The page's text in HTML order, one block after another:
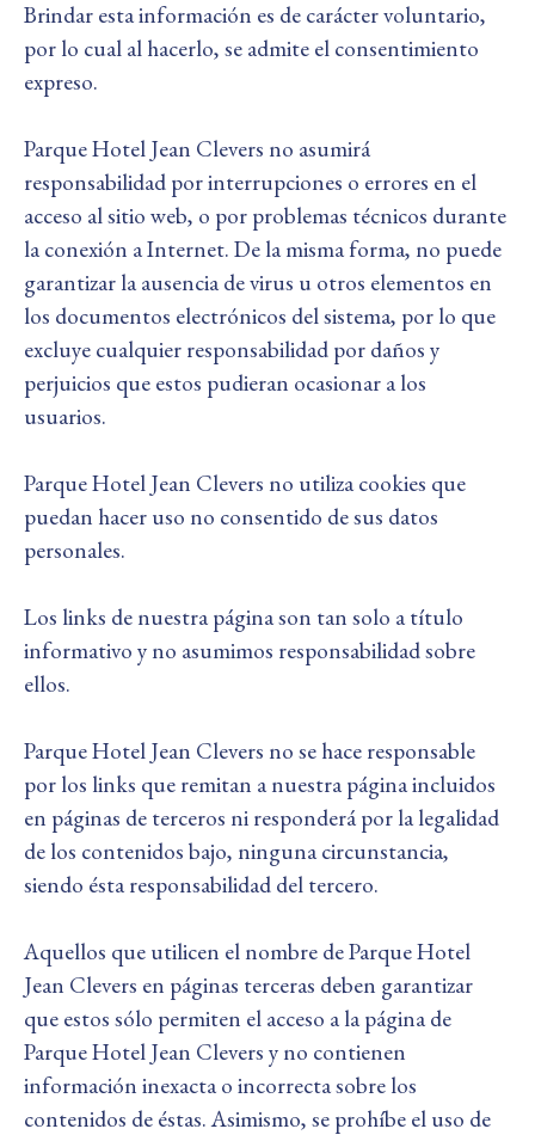
Brindar esta información es de carácter voluntario,
por lo cual al hacerlo, se admite el consentimiento
expreso.
Parque Hotel Jean Clevers no asumirá
responsabilidad por interrupciones o errores en el
acceso al sitio web, o por problemas técnicos durante
la conexión a Internet. De la misma forma, no puede
garantizar la ausencia de virus u otros elementos en
los documentos electrónicos del sistema, por lo que
excluye cualquier responsabilidad por daños y
perjuicios que estos pudieran ocasionar a los
usuarios.
Parque Hotel Jean Clevers no utiliza cookies que
puedan hacer uso no consentido de sus datos
personales.
Los links de nuestra página son tan solo a título
informativo y no asumimos responsabilidad sobre
ellos.
Parque Hotel Jean Clevers no se hace responsable
por los links que remitan a nuestra página incluidos
en páginas de terceros ni responderá por la legalidad
de los contenidos bajo, ninguna circunstancia,
siendo ésta responsabilidad del tercero.
Aquellos que utilicen el nombre de Parque Hotel
Jean Clevers en páginas terceras deben garantizar
que estos sólo permiten el acceso a la página de
Parque Hotel Jean Clevers y no contienen
información inexacta o incorrecta sobre los
contenidos de éstas. Asimismo, se prohíbe el uso de